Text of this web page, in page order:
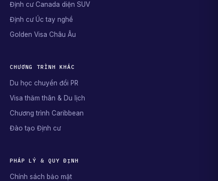
Định cư Canada diện SUV
Định cư Úc tay nghề
Golden Visa Châu Âu
CHƯƠNG TRÌNH KHÁC
Du học chuyển đổi PR
Visa thăm thân & Du lịch
Chương trình Caribbean
Đào tạo Định cư
PHÁP LÝ & QUY ĐỊNH
Chính sách bảo mật